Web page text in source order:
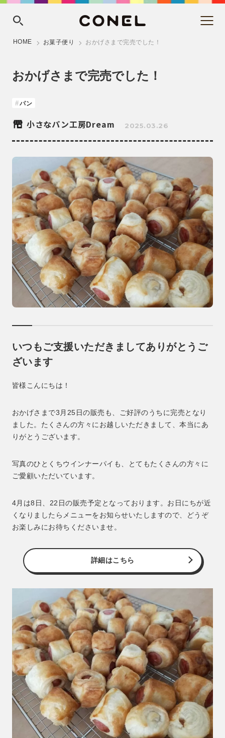
HOME お菓子便り おかげさまで完売でした！
おかげさまで完売でした！
パン
小さなパン工房Dream 2025.03.26
いつもご支援いただきましてありがとうご
ざいます
皆様こんにちは！
おかげさまで3月25日の販売も、ご好評のうちに完売となり
ました。たくさんの方々にお越しいただきまして、本当にあ
りがとうございます。
写真のひとくちウインナーパイも、とてもたくさんの方々に
ご愛顧いただいています。
4月は8日、22日の販売予定となっております。お日にちが近
くなりましたらメニューをお知らせいたしますので、どうぞ
お楽しみにお待ちくださいませ。
詳細はこちら